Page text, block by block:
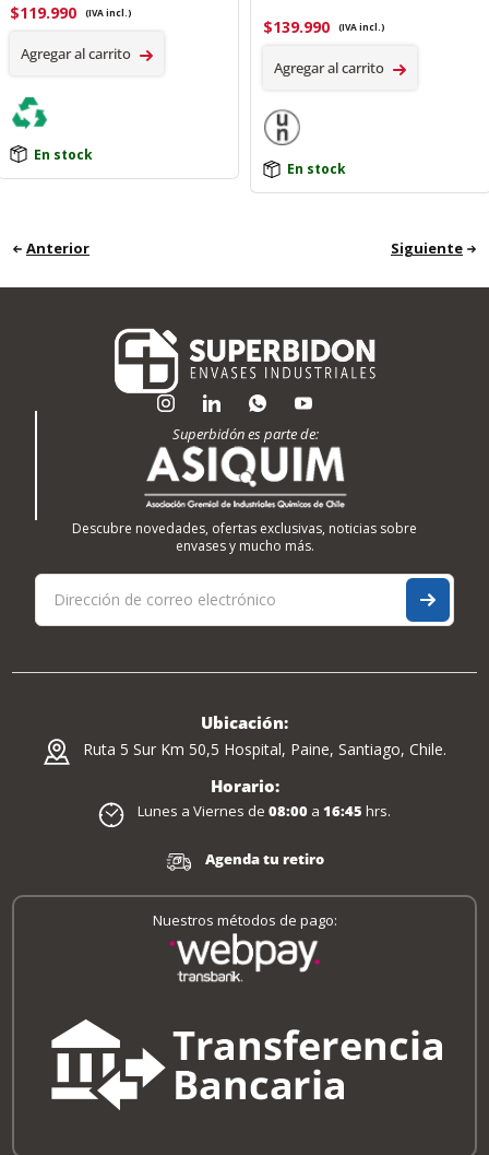
$119.990 (IVA incl.)
Agregar al carrito
En stock
$139.990 (IVA incl.)
Agregar al carrito
En stock
Anterior Siguiente
Superbidón es parte de:
Descubre novedades, ofertas exclusivas, noticias sobre
envases y mucho más.
Ubicación:
Ruta 5 Sur Km 50,5 Hospital, Paine, Santiago, Chile.
Horario:
Lunes a Viernes de 08:00 a 16:45 hrs.
Agenda tu retiro
Nuestros métodos de pago: